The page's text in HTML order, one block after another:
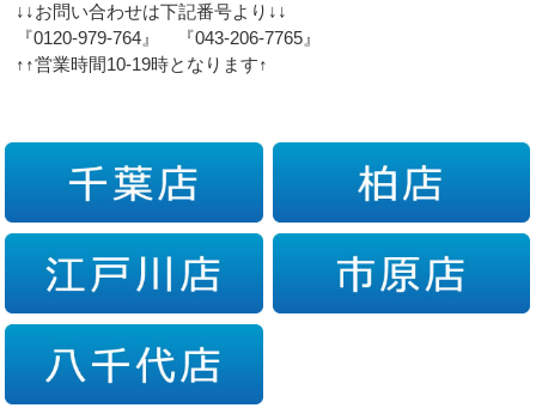
↓↓お問い合わせは下記番号より↓↓
『0120-979-764』 『043-206-7765』
↑↑営業時間10-19時となります↑